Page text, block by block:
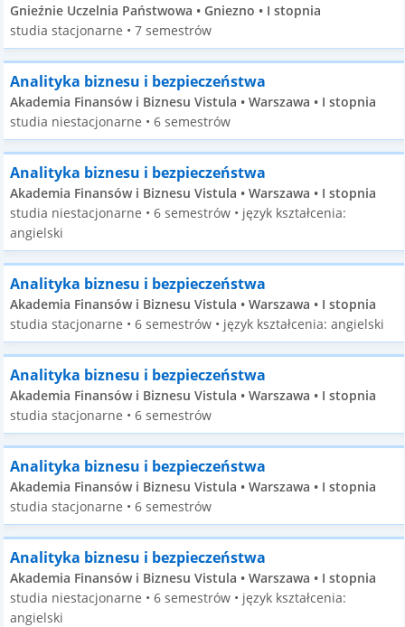
Gnieźnie Uczelnia Państwowa • Gniezno • I stopnia
studia stacjonarne • 7 semestrów
Analityka biznesu i bezpieczeństwa
Akademia Finansów i Biznesu Vistula • Warszawa • I stopnia
studia niestacjonarne • 6 semestrów
Analityka biznesu i bezpieczeństwa
Akademia Finansów i Biznesu Vistula • Warszawa • I stopnia
studia niestacjonarne • 6 semestrów • język kształcenia:
angielski
Analityka biznesu i bezpieczeństwa
Akademia Finansów i Biznesu Vistula • Warszawa • I stopnia
studia stacjonarne • 6 semestrów • język kształcenia: angielski
Analityka biznesu i bezpieczeństwa
Akademia Finansów i Biznesu Vistula • Warszawa • I stopnia
studia stacjonarne • 6 semestrów
Analityka biznesu i bezpieczeństwa
Akademia Finansów i Biznesu Vistula • Warszawa • I stopnia
studia stacjonarne • 6 semestrów
Analityka biznesu i bezpieczeństwa
Akademia Finansów i Biznesu Vistula • Warszawa • I stopnia
studia niestacjonarne • 6 semestrów • język kształcenia:
angielski